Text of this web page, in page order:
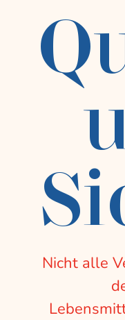
Nicht alle